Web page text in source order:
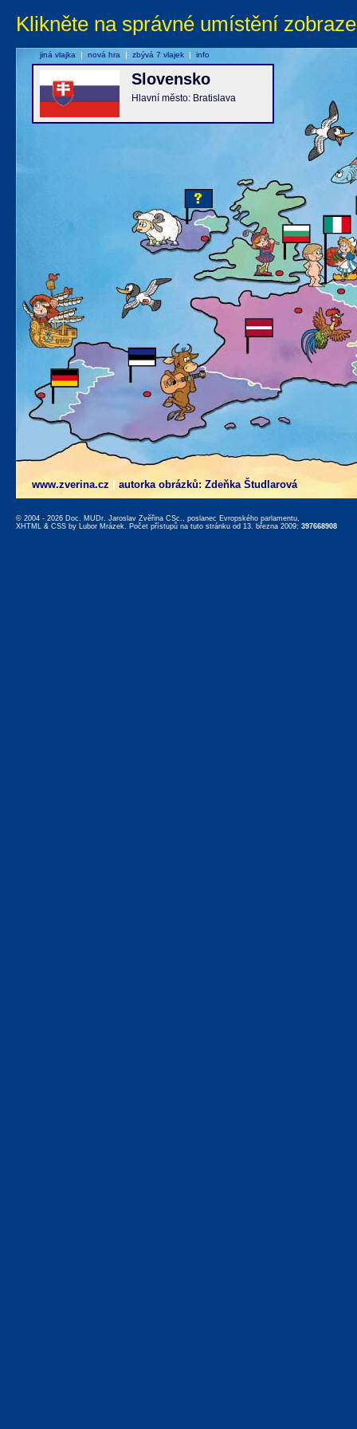
Klikněte na správné umístění
www.zverina.cz autorka obrázků: Zdeňka Študlarová
Slovensko
Hlavní město: Bratislava
jiná vlajka | nová hra | zbývá 7 vlajek | info
© 2004 - 2026 Doc. MUDr. Jaroslav Zvěřina CSc., poslanec Evropského parlamentu,
XHTML & CSS by Lubor Mrázek. Počet přístupů na tuto stránku od 13. března 2009: 397668908